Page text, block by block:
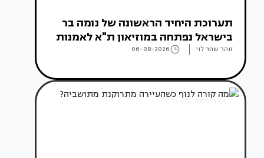
תערוכת היחיד הראשונה של נומה בר
בישראל נפתחה במוזיאון ת"א לאמנות
זוהר שחר לוי 06-08-2026
אדריכלות מהעולם